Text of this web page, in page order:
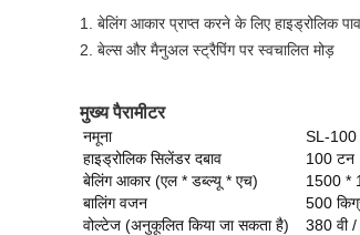
1. बेलिंग आकार प्राप्त करने के लिए हाइड्रोलिक
2. बेल्स और मैनुअल स्ट्रैपिंग पर स्वचालित मोड़
मुख्य पैरामीटर
नमूना
SL-100
हाइड्रोलिक सिलेंडर दबाव
100 टन
बेलिंग आकार (एल * डब्ल्यू * एच)
1500 *
बालिंग वजन
500
वोल्टेज (अनुकूलित किया जा सकता है)
380 वी